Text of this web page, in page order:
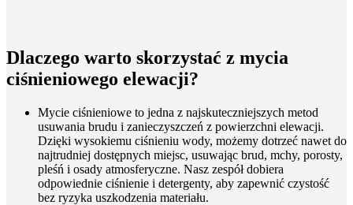
Dlaczego warto skorzystać z mycia
ciśnieniowego elewacji?
Mycie ciśnieniowe to jedna z najskuteczniejszych metod
usuwania brudu i zanieczyszczeń z powierzchni elewacji.
Dzięki wysokiemu ciśnieniu wody, możemy dotrzeć nawet do
najtrudniej dostępnych miejsc, usuwając brud, mchy, porosty,
pleśń i osady atmosferyczne. Nasz zespół dobiera
odpowiednie ciśnienie i detergenty, aby zapewnić czystość
bez ryzyka uszkodzenia materiału.